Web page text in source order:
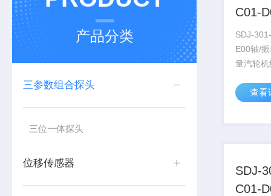
产品分类
三参数组合探头
三位一体探头
位移传感器
C01-
动变
SDJ-
E00轴/
量汽轮
可完成
胀变送
查看
SDJ-
C01-